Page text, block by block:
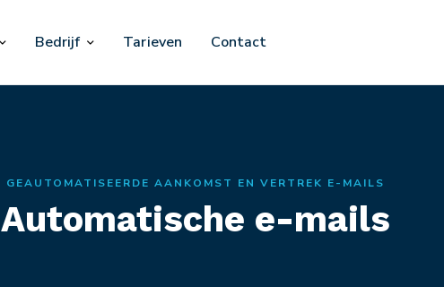
Bedrijf Tarieven Contact
GEAUTOMATISEERDE AANKOMST EN VERTREK E-MAILS
Automatische e-mails